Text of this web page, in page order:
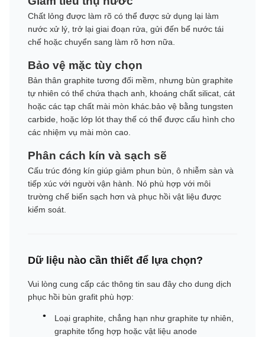
Chất lỏng được làm rõ có thể được sử dụng lại làm
nước xử lý, trở lại giai đoạn rửa, gửi đến bể nước tái
chế hoặc chuyển sang làm rõ hơn nữa.
Bảo vệ mặc tùy chọn
Bản thân graphite tương đối mềm, nhưng bùn graphite
tự nhiên có thể chứa thạch anh, khoáng chất silicat, cát
hoặc các tạp chất mài mòn khác.bảo vệ bằng tungsten
carbide, hoặc lớp lót thay thế có thể được cấu hình cho
các nhiệm vụ mài mòn cao.
Phân cách kín và sạch sẽ
Cấu trúc đóng kín giúp giảm phun bùn, ô nhiễm sàn và
tiếp xúc với người vận hành. Nó phù hợp với môi
trường chế biến sạch hơn và phục hồi vật liệu được
kiểm soát.
Dữ liệu nào cần thiết để lựa chọn?
Vui lòng cung cấp các thông tin sau đây cho dung dịch
phục hồi bùn grafit phù hợp:
Loại graphite, chẳng hạn như graphite tự nhiên,
graphite tổng hợp hoặc vật liệu anode